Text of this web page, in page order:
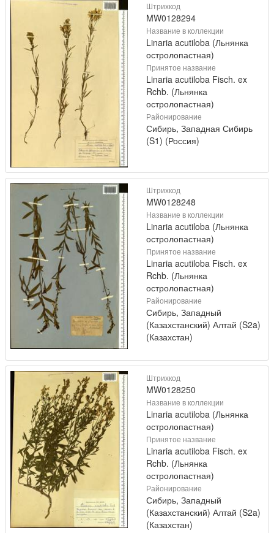
Штрихкод
MW0128294
Название в коллекции
Linaria acutiloba (Льнянка
остролопастная)
Принятое название
Linaria acutiloba Fisch. ex
Rchb. (Льнянка
остролопастная)
Районирование
Сибирь, Западная Сибирь
(S1) (Россия)
Штрихкод
MW0128248
Название в коллекции
Linaria acutiloba (Льнянка
остролопастная)
Принятое название
Linaria acutiloba Fisch. ex
Rchb. (Льнянка
остролопастная)
Районирование
Сибирь, Западный
(Казахстанский) Алтай (S2a)
(Казахстан)
Штрихкод
MW0128250
Название в коллекции
Linaria acutiloba (Льнянка
остролопастная)
Принятое название
Linaria acutiloba Fisch. ex
Rchb. (Льнянка
остролопастная)
Районирование
Сибирь, Западный
(Казахстанский) Алтай (S2a)
(Казахстан)